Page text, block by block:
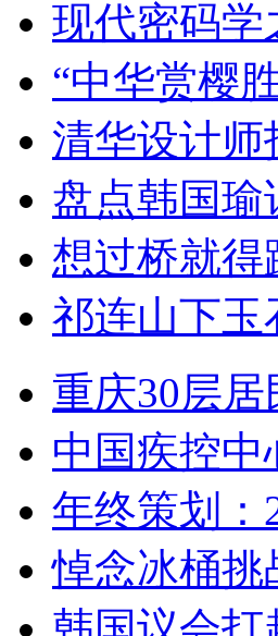
现代密码
“中华赏樱
清华设计师
盘点韩国瑜
想过桥就得
祁连山下玉
重庆30层
中国疾控中
年终策划：
悼念冰桶挑